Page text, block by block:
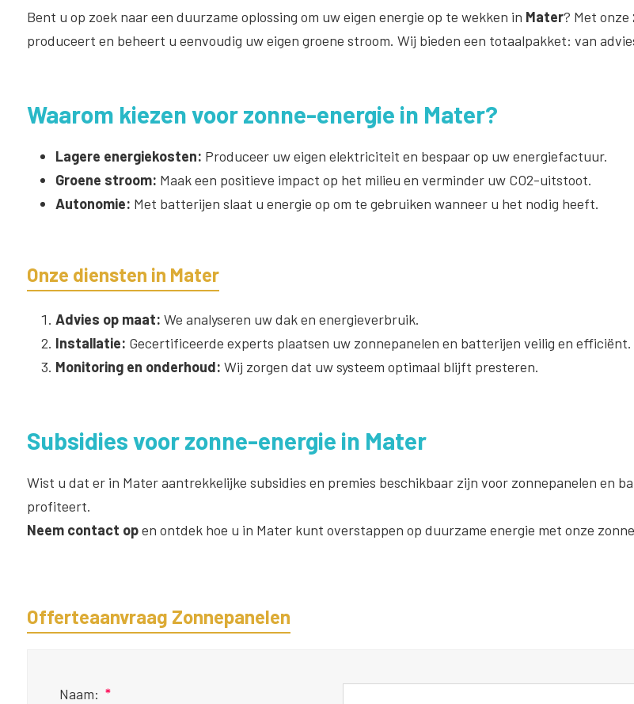
Bent u op zoek naar een duurzame oplossing om uw eigen energie op te wekken in Mater? Met onze
produceert en beheert u eenvoudig uw eigen groene stroom. Wij bieden een totaalpakket: van
Waarom kiezen voor zonne-energie in Mater?
Lagere energiekosten: Produceer uw eigen elektriciteit en bespaar op uw energiefactuur.
Groene stroom: Maak een positieve impact op het milieu en verminder uw CO2-uitstoot.
Autonomie: Met batterijen slaat u energie op om te gebruiken wanneer u het nodig heeft.
Onze diensten in Mater
Advies op maat: We analyseren uw dak en energieverbruik.
Installatie: Gecertificeerde experts plaatsen uw zonnepanelen en batterijen veilig en efficiënt.
Monitoring en onderhoud: Wij zorgen dat uw systeem optimaal blijft presteren.
Subsidies voor zonne-energie in Mater
Wist u dat er in Mater aantrekkelijke subsidies en premies beschikbaar zijn voor zonnepanelen en
profiteert.
Neem contact open ontdek hoe u in Mater kunt overstappen op duurzame energie met onze
Offerteaanvraag Zonnepanelen
Naam: *